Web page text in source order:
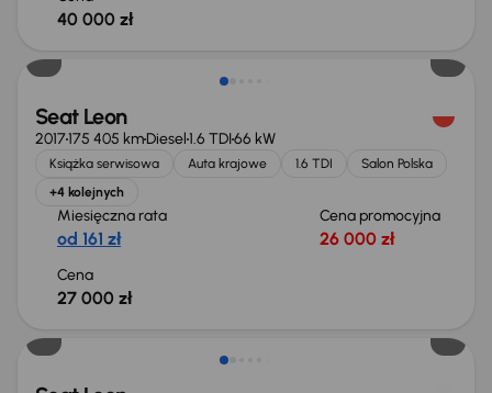
40 000 zł
Seat Leon
2017175 405 kmDiesel1.6 TDI66 kW
Książka serwisowa Auta krajowe 1.6 TDI
Salon Polska
+4 kolejnych
Miesięczna rata
od 161 zł
Cena promocyjna
26 000 zł
Cena
27 000 zł